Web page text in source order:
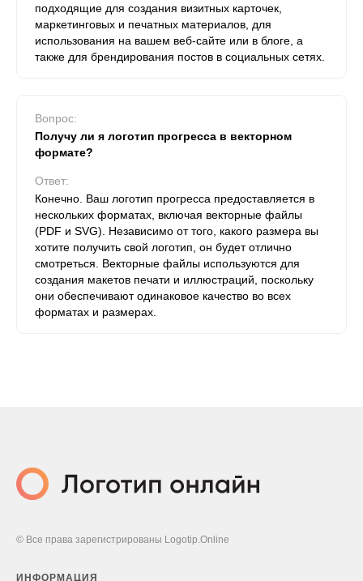
подходящие для создания визитных карточек,
маркетинговых и печатных материалов, для
использования на вашем веб-сайте или в блоге, а
также для брендирования постов в социальных сетях.
Вопрос:
Получу ли я логотип прогресса в векторном
формате?
Ответ:
Конечно. Ваш логотип прогресса предоставляется в
нескольких форматах, включая векторные файлы
(PDF и SVG). Независимо от того, какого размера вы
хотите получить свой логотип, он будет отлично
смотреться. Векторные файлы используются для
создания макетов печати и иллюстраций, поскольку
они обеспечивают одинаковое качество во всех
форматах и ​​размерах.
© Все права зарегистрированы Logotip.Online
ИНФОРМАЦИЯ